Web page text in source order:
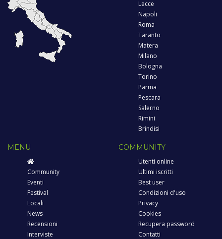
Lecce
Napoli
Roma
Taranto
Matera
Milano
Bologna
Torino
Parma
Pescara
Salerno
Rimini
Brindisi
MENU
Community
Eventi
Festival
Locali
News
Recensioni
Interviste
COMMUNITY
Utenti online
Ultimi iscritti
Best user
Condizioni d'uso
Privacy
Cookies
Recupera password
Contatti